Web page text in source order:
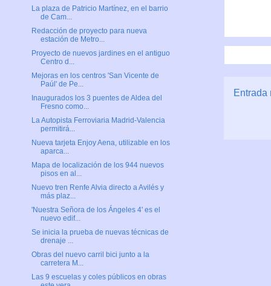
Entrada
La plaza de Patricio Martínez, en el barrio
de Cam...
Redacción de proyecto para nueva
estación de Metro...
Proyecto de nuevos jardines en el antiguo
Centro d...
Mejoras en los centros 'San Vicente de
Paúl' de Pe...
Inaugurados los 3 puentes de Aldea del
Fresno como...
La Autopista Ferroviaria Madrid-Valencia
permitirá...
Nueva tarjeta Enjoy Aena, utilizable en los
aparca...
Mapa de localización de los 944 nuevos
pisos en al...
Nuevo tren Renfe Alvia directo a Avilés y
más plaz...
'Nuestra Señora de los Ángeles 4' es el
nuevo edif...
Se inicia la prueba de nuevas técnicas de
drenaje ...
Obras del nuevo carril bici junto a la
carretera M...
Las 9 escuelas y coles públicos en obras